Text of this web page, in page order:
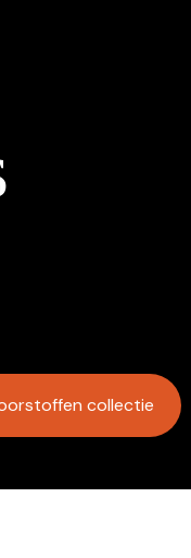
collectie